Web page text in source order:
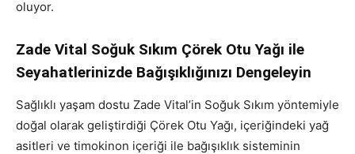
oluyor.
Zade Vital Soğuk Sıkım Çörek Otu Yağı ile
Seyahatlerinizde Bağışıklığınızı Dengeleyin
Sağlıklı yaşam dostu Zade Vital’in Soğuk Sıkım yöntemiyle
doğal olarak geliştirdiği Çörek Otu Yağı, içeriğindeki yağ
asitleri ve timokinon içeriği ile bağışıklık sisteminin